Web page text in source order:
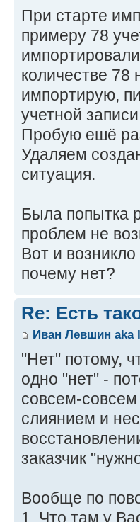
При старте
примеру 78
количестве 78
импортирую,
учетной
Пробую ешё
Удаляем
ситуация.
Была попытка
проблем не
Вот и
почему нет?
Re: Есть
Иван Левшин aka
"Нет" потому,
одно "нет" -
совсем-
слиянием и
заказчик
Вообще по
1. Что там у